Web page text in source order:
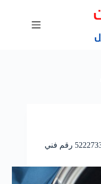
خدمة كهرباء السيارات الشهداء 52227338 رقم فني